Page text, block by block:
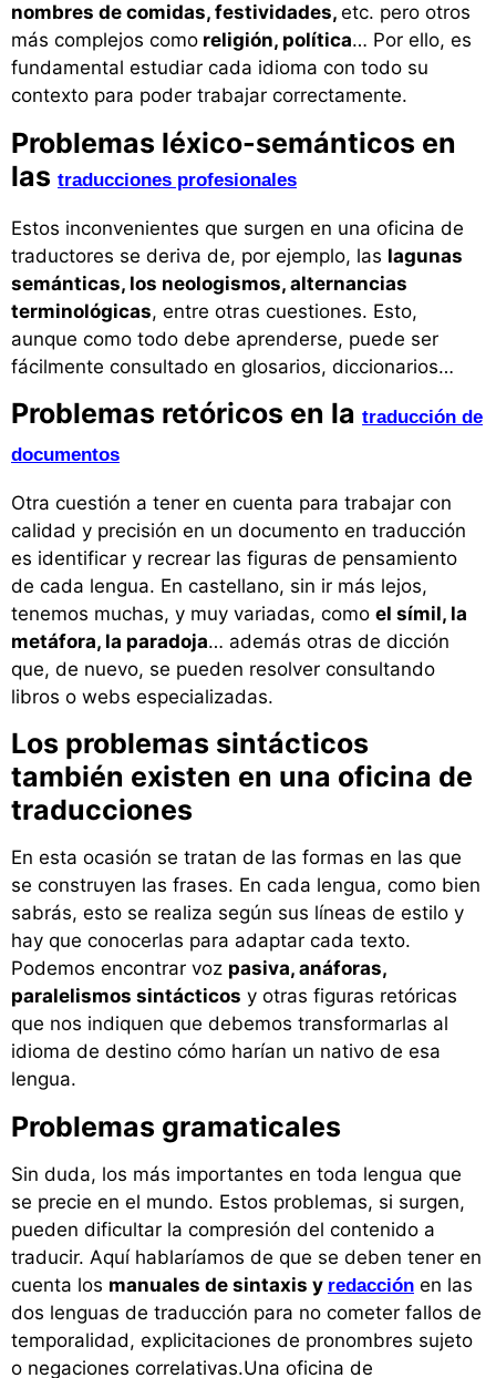
nombres de comidas, festividades, etc. pero otros
más complejos como religión, política… Por ello, es
fundamental estudiar cada idioma con todo su
contexto para poder trabajar correctamente.
Problemas léxico-semánticos en
las traducciones profesionales
Estos inconvenientes que surgen en una oficina de
traductores se deriva de, por ejemplo, las lagunas
semánticas, los neologismos, alternancias
terminológicas, entre otras cuestiones. Esto,
aunque como todo debe aprenderse, puede ser
fácilmente consultado en glosarios, diccionarios…
Problemas retóricos en la traducción de
documentos
Otra cuestión a tener en cuenta para trabajar con
calidad y precisión en un documento en traducción
es identificar y recrear las figuras de pensamiento
de cada lengua. En castellano, sin ir más lejos,
tenemos muchas, y muy variadas, como el símil, la
metáfora, la paradoja… además otras de dicción
que, de nuevo, se pueden resolver consultando
libros o webs especializadas.
Los problemas sintácticos
también existen en una oficina de
traducciones
En esta ocasión se tratan de las formas en las que
se construyen las frases. En cada lengua, como bien
sabrás, esto se realiza según sus líneas de estilo y
hay que conocerlas para adaptar cada texto.
Podemos encontrar voz pasiva, anáforas,
paralelismos sintácticos y otras figuras retóricas
que nos indiquen que debemos transformarlas al
idioma de destino cómo harían un nativo de esa
lengua.
Problemas gramaticales
Sin duda, los más importantes en toda lengua que
se precie en el mundo. Estos problemas, si surgen,
pueden dificultar la compresión del contenido a
traducir. Aquí hablaríamos de que se deben tener en
cuenta los manuales de sintaxis y redacción en las
dos lenguas de traducción para no cometer fallos de
temporalidad, explicitaciones de pronombres sujeto
o negaciones correlativas.Una oficina de